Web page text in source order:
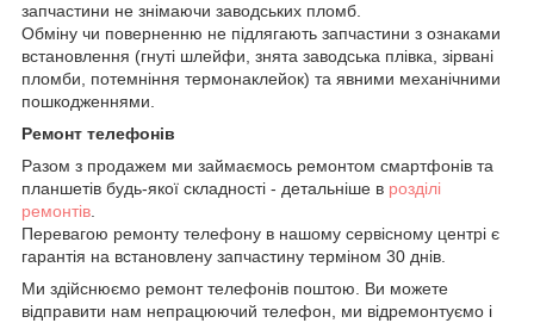
запчастини не знімаючи заводських пломб.
Обміну чи поверненню не підлягають запчастини з ознаками
встановлення (гнуті шлейфи, знята заводська плівка, зірвані
пломби, потемніння термонаклейок) та явними механічними
пошкодженнями.
Ремонт телефонів
Разом з продажем ми займаємось ремонтом смартфонів та
планшетів будь-якої складності - детальніше в розділі
ремонтів
Перевагою ремонту телефону в нашому сервісному центрі є
гарантія на встановлену запчастину терміном 30 днів.
Ми здійснюємо ремонт телефонів поштою. Ви можете
відправити нам непрацюючий телефон, ми відремонтуємо і